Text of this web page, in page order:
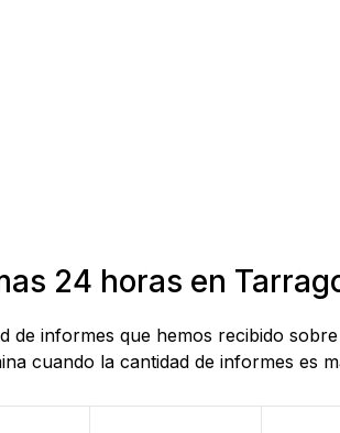
24 horas en
de informes que hemos recibido
cuando la cantidad de informes es